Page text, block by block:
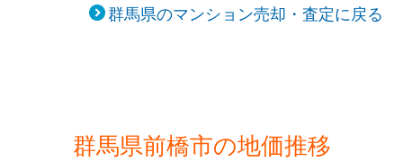
群馬県のマンション売却・査定に戻る
群馬県前橋市の地価推移